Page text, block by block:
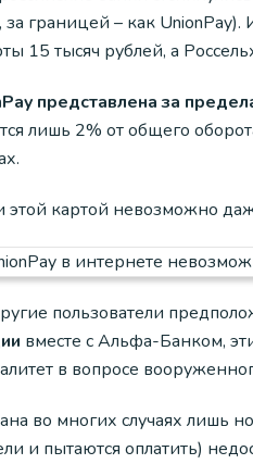
границей – как
15 тысяч рублей, а
представлена за
лишь 2% от общего
картой невозможно
пользователи
вместе с Альфа-Банком,
в вопросе
во многих случаях лишь
и пытаются оплатить)